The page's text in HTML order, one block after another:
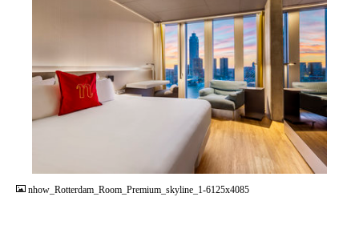
nhow_Rotterdam_Room_Premium_skyline_1-6125x4085